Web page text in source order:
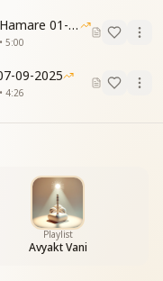
Wah Wah Baba Wah Bhagya Hamare 01-02-2026
• 5:00
09-2025
• 4:26
Playlist
Avyakt Vani